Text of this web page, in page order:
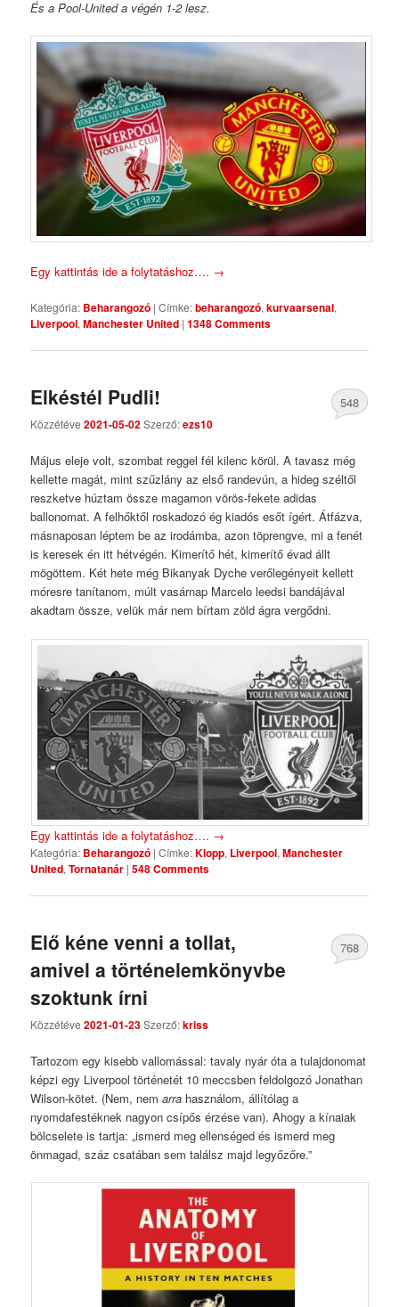
És a Pool-United a végén 1-2 lesz.
Egy kattintás ide a folytatáshoz…. →
Kategória: Beharangozó |Címke:beharangozó,kurvaarsenal,
Liverpool,Manchester United |1348 Comments
Elkéstél Pudli!
Közzétéve2021-05-02Szerző:ezs10
548
Május eleje volt, szombat reggel fél kilenc körül. A tavasz még
kellette magát, mint szűzlány az első randevún, a hideg széltől
reszketve húztam össze magamon vörös-fekete adidas
ballonomat. A felhőktől roskadozó ég kiadós esőt ígért. Átfázva,
másnaposan léptem be az irodámba, azon töprengve, mi a fenét
is keresek én itt hétvégén. Kimerítő hét, kimerítő évad állt
mögöttem. Két hete még Bikanyak Dyche verőlegényeit kellett
móresre tanítanom, múlt vasárnap Marcelo leedsi bandájával
akadtam össze, velük már nem bírtam zöld ágra vergődni.
Egy kattintás ide a folytatáshoz…. →
Kategória: Beharangozó |Címke:Klopp, Liverpool,Manchester
United,Tornatanár |548 Comments
Elő kéne venni a tollat,
amivel a történelemkönyvbe
szoktunk írni
Közzétéve2021-01-23Szerző:kriss
768
Tartozom egy kisebb vallomással: tavaly nyár óta a tulajdonomat
képzi egy Liverpool történetét 10 meccsben feldolgozó Jonathan
Wilson-kötet. (Nem, nemarra használom, állítólag a
nyomdafestéknek nagyon csípős érzése van). Ahogy a kínaiak
bölcselete is tartja: „ismerd meg ellenséged és ismerd meg
önmagad, száz csatában sem találsz majd legyőzőre.”